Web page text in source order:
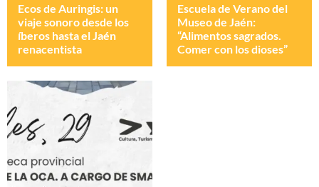
Ecos de Auringis: un
viaje sonoro desde los
íberos hasta el Jaén
renacentista
Escuela de Verano del
Museo de Jaén:
“Alimentos sagrados.
Comer con los dioses”